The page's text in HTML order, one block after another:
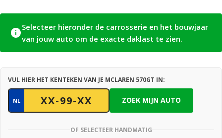
Selecteer hieronder de carrosserie en het bouwjaar
van jouw auto om de exacte daklast te zien.
VUL HIER HET KENTEKEN VAN JE MCLAREN 570GT IN:
NL ZOEK MIJN AUTO
OF SELECTEER HANDMATIG